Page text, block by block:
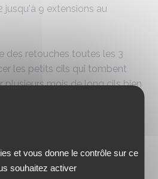
9 extensions au
des retouches toutes les 3
les petits cils qui tombent
plusieurs mois de long cils bien
€et vous donne le contrôle sur ce
souhaitez activer